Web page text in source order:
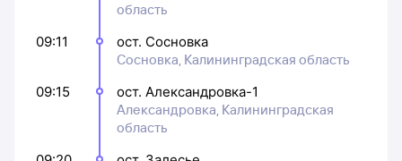
область
09:11
ост. Сосновка
Сосновка, Калининградская область
09:15
ост. Александровка-1
Александровка, Калининградская
область